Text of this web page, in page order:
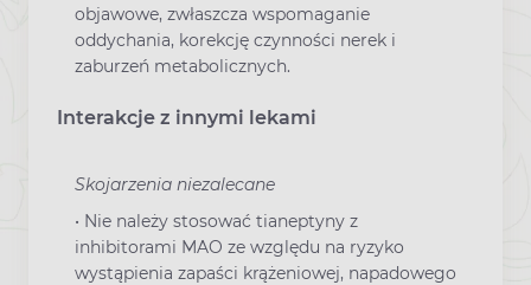
objawowe, zwłaszcza wspomaganie
oddychania, korekcję czynności nerek i
zaburzeń metabolicznych.
Interakcje z innymi lekami
Skojarzenia niezalecane
• Nie należy stosować tianeptyny z
inhibitorami MAO ze względu na ryzyko
wystąpienia zapaści krążeniowej, napadowego